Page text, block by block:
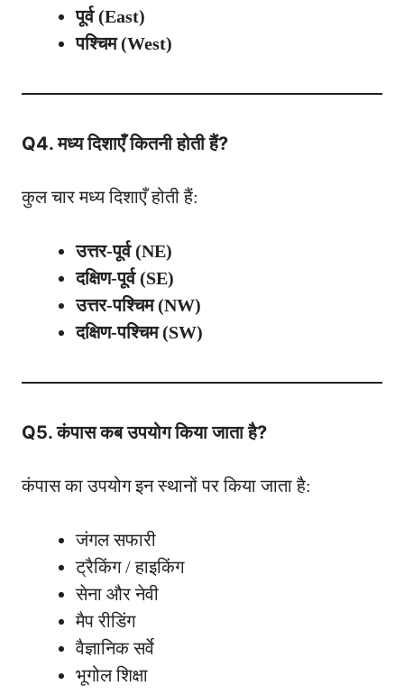
पूर्व (East)
पश्चिम (West)
Q4. मध्य दिशाएँ कितनी होती हैं?
कुल चार मध्य दिशाएँ होती हैं:
उत्तर-पूर्व (NE)
दक्षिण-पूर्व (SE)
उत्तर-पश्चिम (NW)
दक्षिण-पश्चिम (SW)
Q5. कंपास कब उपयोग किया जाता है?
कंपास का उपयोग इन स्थानों पर किया जाता है:
जंगल सफारी
ट्रैकिंग / हाइकिंग
सेना और नेवी
मैप रीडिंग
वैज्ञानिक सर्वे
भूगोल शिक्षा